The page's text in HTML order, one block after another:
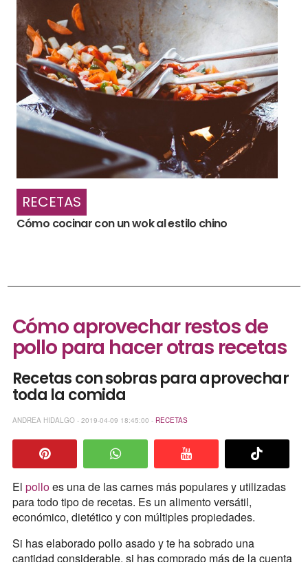
RECETAS
Cómo cocinar con un wok al estilo chino
Cómo aprovechar restos de
pollo para hacer otras recetas
Recetas con sobras para aprovechar
toda la comida
ANDREA HIDALGO - 2019-04-09 18:45:00 - RECETAS
El polloes una de las carnes más populares y utilizadas
para todo tipo de recetas. Es un alimento versátil,
económico, dietético y con múltiples propiedades.
Si has elaborado pollo asado y te ha sobrado una
cantidad considerable, si has comprado más de la cuenta